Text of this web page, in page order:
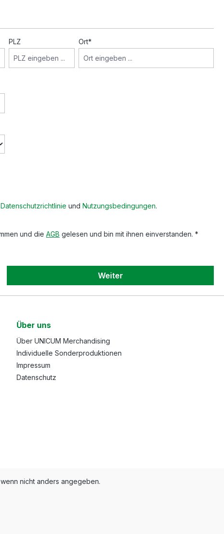
PLZ Ort*
Datenschutzrichtlinie und Nutzungsbedingungen.
und die AGB gelesen und bin mit ihnen einverstanden. *
Weiter
Über uns
Über UNICUM Merchandising
Individuelle Sonderproduktionen
Impressum
Datenschutz
nicht anders angegeben.